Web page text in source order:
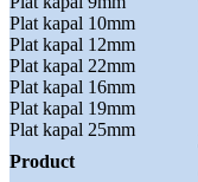
Plat kapal 10mm
Plat kapal 12mm
Plat kapal 22mm
Plat kapal 16mm
Plat kapal 19mm
Plat kapal 25mm
Product